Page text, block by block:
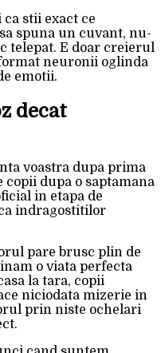
stii exact ce
spuna un cuvant, nu-
telepat. E doar creierul
neuronii oglinda
emotii.
decat
voastra dupa prima
dupa o saptamana
in etapa de
indragostitilor
pare brusc plin de
o viata perfecta
la tara, copii
niciodata mizerie in
prin niste ochelari